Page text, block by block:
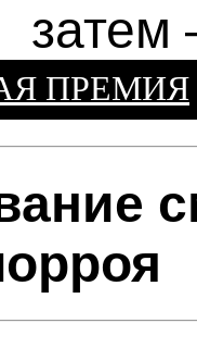
затем
ПРЕМИЯ